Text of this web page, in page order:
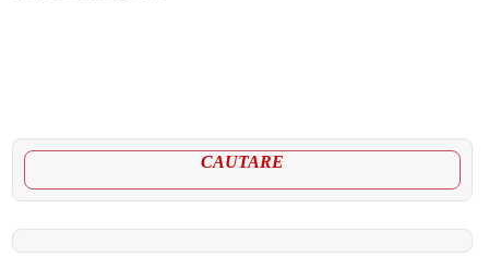
CAUTARE